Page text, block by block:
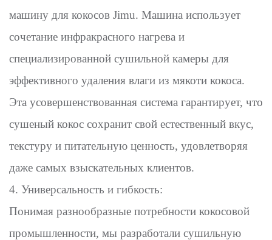
машину для кокосов Jimu. Машина использует
сочетание инфракрасного нагрева и
специализированной сушильной камеры для
эффективного удаления влаги из мякоти кокоса.
Эта усовершенствованная система гарантирует, что
сушеный кокос сохранит свой естественный вкус,
текстуру и питательную ценность, удовлетворяя
даже самых взыскательных клиентов.
4. Универсальность и гибкость:
Понимая разнообразные потребности кокосовой
промышленности, мы разработали сушильную